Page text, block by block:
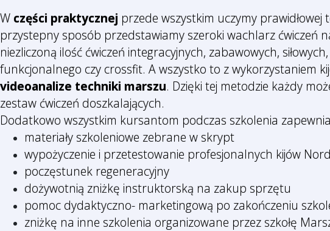
W części praktycznej przede wszystkim uczymy
przystepny sposób przedstawiamy szeroki wachlarz ćwiczeń
niezliczoną ilość ćwiczeń integracyjnych, zabawowych,
funkcjonalnego czy crossfit. A wszystko to z wykorzystaniem
videoanalize techniki marszu. Dzięki tej metodzie każdy
zestaw ćwiczeń doszkalających.
Dodatkowo wszystkim kursantom podczas szkolenia
materiały szkoleniowe zebrane w skrypt
wypożyczenie i przetestowanie profesjonalnych kijów
poczęstunek regeneracyjny
dożywotnią zniżkę instruktorską na zakup sprzętu
pomoc dydaktyczno- marketingową po zakończeniu
zniżkę na inne szkolenia organizowane przez szkołę